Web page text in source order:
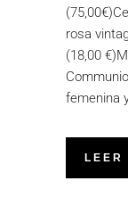
rosa
(18,00
femenina y
LEER